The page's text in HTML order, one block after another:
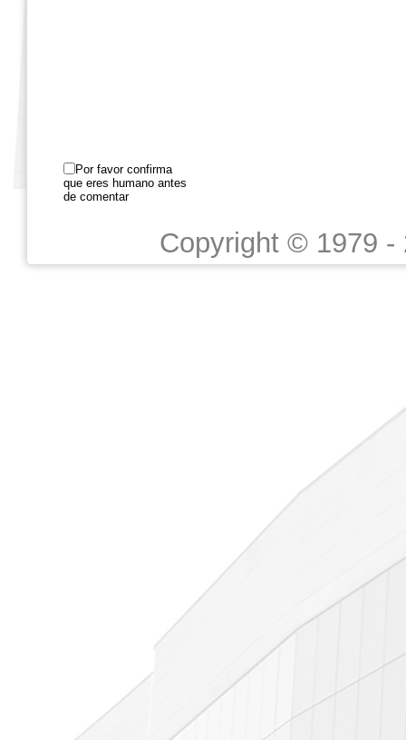
Por favor confirma
que eres humano antes
de comentar
Copyright © 1979 -